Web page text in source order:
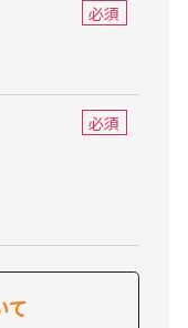
必須
必須
て